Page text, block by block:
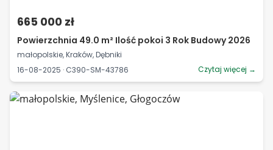
665 000 zł
Powierzchnia 49.0 m² Ilość pokoi 3 Rok Budowy 2026
małopolskie, Kraków, Dębniki
16-08-2025 · C390-SM-43786
Czytaj więcej →